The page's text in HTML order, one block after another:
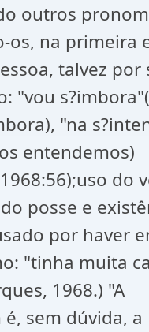
outros
os, na primeira
talvez por
"vou
"na
entendemos)
do
posse e
por haver
"tinha muita
1968.) "A
sem dúvida, a